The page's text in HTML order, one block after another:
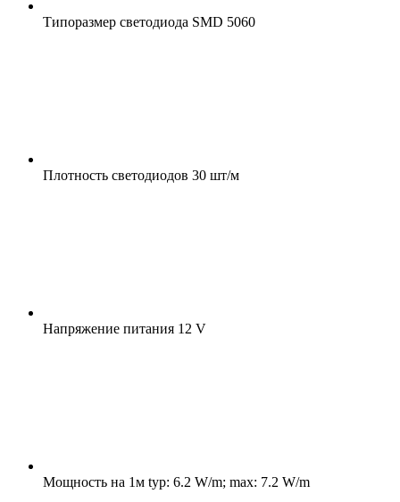
Типоразмер светодиода SMD 5060
Плотность светодиодов 30 шт/м
Напряжение питания 12 V
Мощность на 1м typ: 6.2 W/m; max: 7.2 W/m